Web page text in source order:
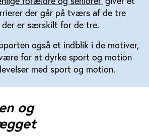
der går på tværs af de tre
der er særskilt for de tre.
også et indblik i de motiver,
for at dyrke sport og motion
med sport og motion.
og